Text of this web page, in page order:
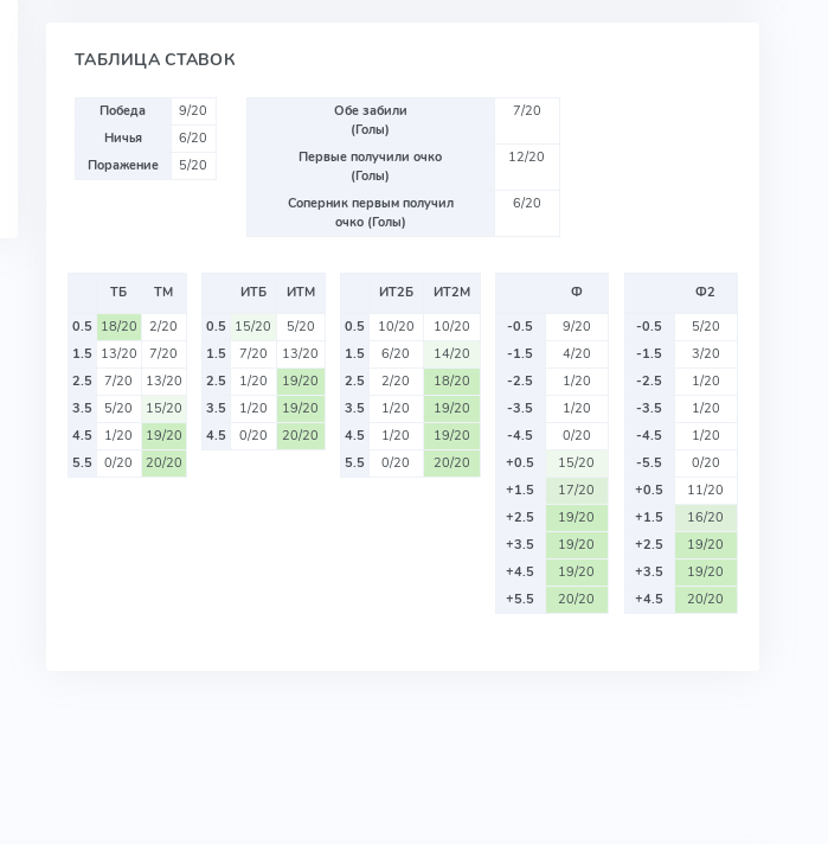
ТАБЛИЦА СТАВОК
Победа
9/20
Ничья
6/20
Поражение
5/20
Обе забили
(Голы)
7/20
Первые получили очко
(Голы)
12/20
Соперник первым получил
очко (Голы)
6/20
ТБ
ТМ
0.5 18/20
2/20
1.5 13/20
7/20
2.5
7/20
13/20
3.5
5/20
15/20
4.5
1/20
19/20
5.5
0/20 20/20
ИТБ
ИТМ
0.5 15/20
5/20
1.5
7/20
13/20
2.5
1/20
19/20
3.5
1/20
19/20
4.5
0/20 20/20
ИТ2Б
ИТ2М
0.5
10/20
10/20
1.5
6/20
14/20
2.5
2/20
18/20
3.5
1/20
19/20
4.5
1/20
19/20
5.5
0/20 20/20
Ф
-0.5
9/20
-1.5
4/20
-2.5
1/20
-3.5
1/20
-4.5
0/20
+0.5
15/20
+1.5
17/20
+2.5
19/20
+3.5
19/20
+4.5
19/20
+5.5
20/20
Ф2
-0.5
5/20
-1.5
3/20
-2.5
1/20
-3.5
1/20
-4.5
1/20
-5.5
0/20
+0.5
11/20
+1.5
16/20
+2.5
19/20
+3.5
19/20
+4.5
20/20